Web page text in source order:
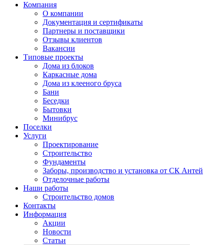
Компания
О компании
Документация и сертификаты
Партнеры и поставщики
Отзывы клиентов
Вакансии
Типовые проекты
Дома из блоков
Каркасные дома
Дома из клееного бруса
Бани
Беседки
Бытовки
Минибрус
Поселки
Услуги
Проектирование
Строительство
Фундаменты
Заборы, производство и установка от СК Антей
Отделочные работы
Наши работы
Строительство домов
Контакты
Информация
Акции
Новости
Статьи